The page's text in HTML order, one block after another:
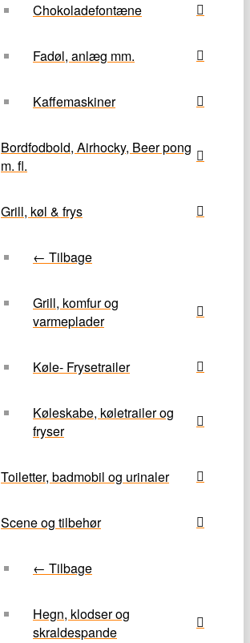
Chokoladefontæne
Fadøl, anlæg mm.
Kaffemaskiner
Bordfodbold, Airhocky, Beer pong
m. fl.
Grill, køl & frys
← Tilbage
Grill, komfur og
varmeplader
Køle- Frysetrailer
Køleskabe, køletrailer og
fryser
Toiletter, badmobil og urinaler
Scene og tilbehør
← Tilbage
Hegn, klodser og
skraldespande